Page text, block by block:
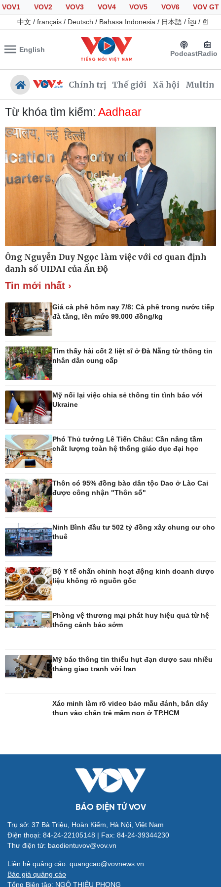
VOV1 VOV2 VOV3 VOV4 VOV5 VOV6
VOV GT
中文 / français / Deutsch / Bahasa Indonesia / 日本語 / ខ្មែរ / 한국
English PodcastRadio
Chính trị Thế giới Xã hội
Đảng
Tổ chức nhân sự
Quốc hội
Nhận diện sự thật
Xã hội
Tin 24h
Giáo dục
Dự báo thời tiết
Dấu ấn VOV
Việc làm
Biển đảo
Thế giới
Quan sát
Cuộc sống đó đây
Multimedia
Infographic
Kinh tế
Bất động sản
Khởi nghiệp
Thị trường
Tỷ giá
Pháp luật
Vụ án
Tin nóng
Tư vấn luật
Bóng đá quốc tế
eSports
Ô tô - Xe máy
Xe máy
Tư vấn
Doanh nghiệp 24h
Doanh nhân
Tin Công nghệ
Dinh dưỡng - món ngon
Cây thuốc
Làm đẹp - giảm cân
Ăn sạch sống khỏe
Đời sống
Nhà đẹp
Blog
Văn hóa
Âm nhạc
Từ khóa tìm kiếm: Aadhaar
Ông Nguyễn Duy Ngọc làm việc với cơ quan định
danh số UIDAI của Ấn Độ
Tin mới nhất ›
Giá cà phê hôm nay 7/8: Cà phê trong nước tiếp
đà tăng, lên mức 99.000 đồng/kg
Tìm thấy hài cốt 2 liệt sĩ ở Đà Nẵng từ thông tin
nhân dân cung cấp
Mỹ nối lại việc chia sẻ thông tin tình báo với
Ukraine
Phó Thủ tướng Lê Tiến Châu: Cần nâng tầm
chất lượng toàn hệ thống giáo dục đại học
Thôn có 95% đồng bào dân tộc Dao ở Lào Cai
được công nhận "Thôn số"
Ninh Bình đầu tư 502 tỷ đồng xây chung cư cho
thuê
Bộ Y tế chấn chỉnh hoạt động kinh doanh dược
liệu không rõ nguồn gốc
Phòng vệ thương mại phát huy hiệu quả từ hệ
thống cảnh báo sớm
Mỹ bác thông tin thiếu hụt đạn dược sau nhiều
tháng giao tranh với Iran
Xác minh làm rõ video bảo mẫu đánh, bắn dây
thun vào chân trẻ mầm non ở TP.HCM
BÁO ĐIỆN TỬ VOV
Trụ sở: 37 Bà Triệu, Hoàn Kiếm, Hà Nội, Việt Nam
Điện thoại: 84-24-22105148 | Fax: 84-24-39344230
Thư điện tử: baodientuvov@vov.vn
Liên hệ quảng cáo: quangcao@vovnews.vn
Báo giá quảng cáo
Tổng Biên tập: NGÔ THIỆU PHONG